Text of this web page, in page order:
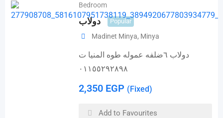
Bedroom
دولاب Popular
Madinet Minya, Minya
دولاب ٦ضلفه عموله طوه المنيا ت
٠١١٥٥٢٩٢٨٩٨
2,350 EGP (Fixed)
Add to Favourites